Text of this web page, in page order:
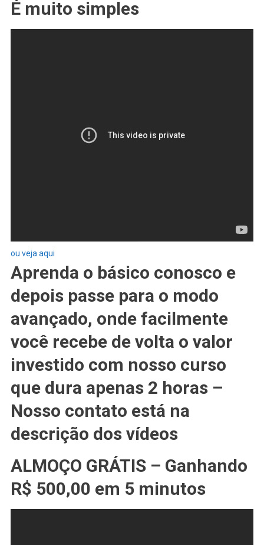
É muito simples
ou veja aqui
Aprenda o básico conosco e
depois passe para o modo
avançado, onde facilmente
você recebe de volta o valor
investido com nosso curso
que dura apenas 2 horas –
Nosso contato está na
descrição dos vídeos
ALMOÇO GRÁTIS – Ganhando
R$ 500,00 em 5 minutos